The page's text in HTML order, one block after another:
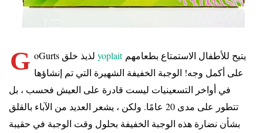
G oGurts لذيذ yoplait يتيح للأطفال الاستمتاع بطعامهم
على أكمل وجه! الوجبة الخفيفة الشهيرة التي تم إنشاؤها
في أواخر التسعينيات ليست قادرة على العيش فحسب ، بل
تتطور على مدى 20 عامًا. ولكن ، يشعر العديد من الآباء بالقلق
بشأن نضارة هذه الوجبة الخفيفة بحلول وقت الوجبة في حقيبة